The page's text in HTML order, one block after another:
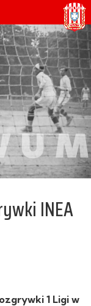
INEA
1 Ligi w